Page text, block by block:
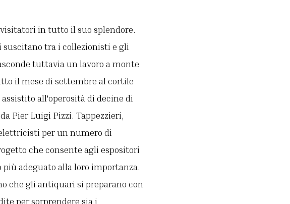
in tutto il suo splendore.
suscitano tra i collezionisti e gli
tuttavia un lavoro a monte
il mese di settembre al cortile
all'operosità di decine di
Pier Luigi Pizzi. Tappezzieri,
per un numero di
che consente agli espositori
adeguato alla loro importanza.
che gli antiquari si preparano con
per sorprendere sia i